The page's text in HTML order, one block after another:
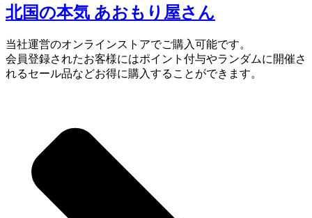
北国の本気 あおもり屋さん
当社運営のオンラインストアでご購入可能です。
会員登録されたお客様にはポイント付与やランダムに開催さ
れるセール品などお得に購入することができます。